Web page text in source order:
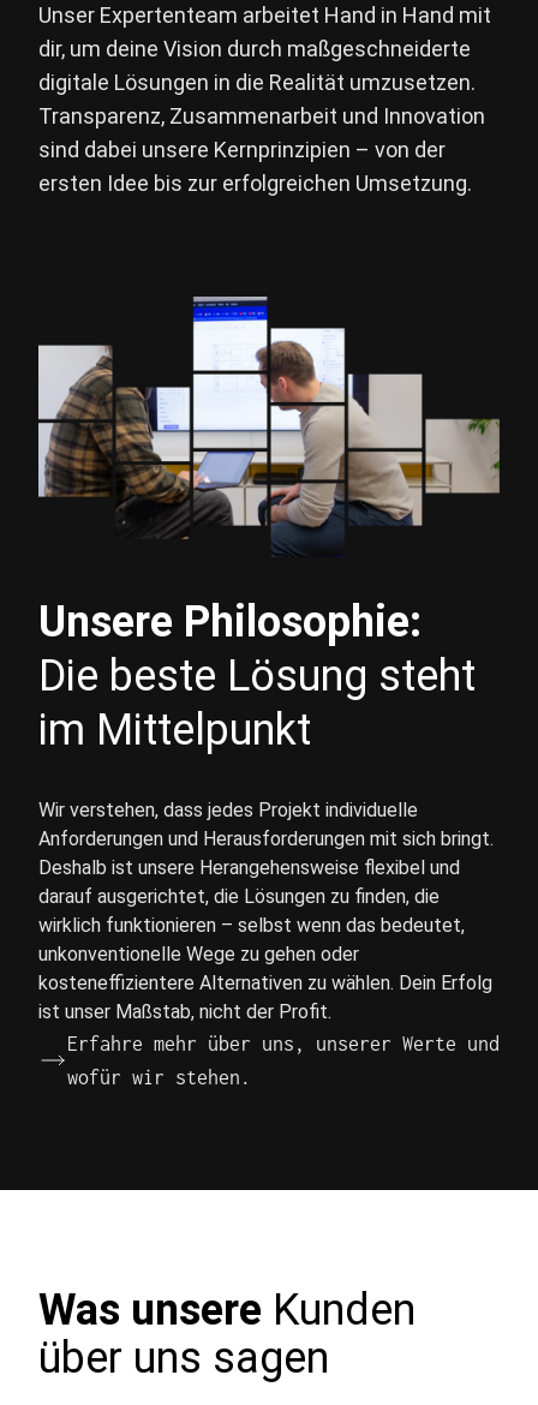
Unser Expertenteam arbeitet Hand in Hand mit
dir, um deine Vision durch maßgeschneiderte
digitale Lösungen in die Realität umzusetzen.
Transparenz, Zusammenarbeit und Innovation
sind dabei unsere Kernprinzipien – von der
ersten Idee bis zur erfolgreichen Umsetzung.
Unsere Philosophie:
Die beste Lösung steht
im Mittelpunkt
Wir verstehen, dass jedes Projekt individuelle
Anforderungen und Herausforderungen mit sich bringt.
Deshalb ist unsere Herangehensweise flexibel und
darauf ausgerichtet, die Lösungen zu finden, die
wirklich funktionieren – selbst wenn das bedeutet,
unkonventionelle Wege zu gehen oder
kosteneffizientere Alternativen zu wählen. Dein Erfolg
ist unser Maßstab, nicht der Profit.
Erfahre mehr über uns, unserer Werte und
wofür wir stehen.
Was unsere Kunden
über uns sagen